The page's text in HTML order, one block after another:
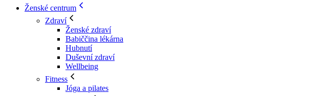
Ženské centrum
Zdraví
Ženské zdraví
Babiččina lékárna
Hubnutí
Duševní zdraví
Wellbeing
Fitness
Jóga a pilates